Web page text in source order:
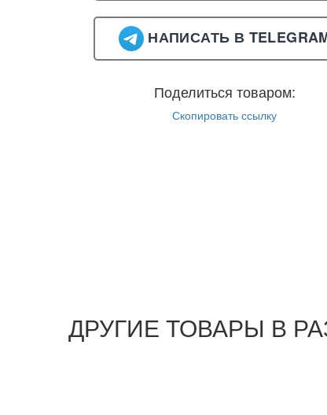
НАПИСАТЬ В
Поделиться товаром:
Скопировать ссылку
ДРУГИЕ ТОВАРЫ В